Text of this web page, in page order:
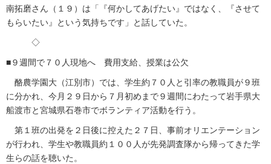
南拓磨さん（１９）は「『何かしてあげたい』ではなく、『させて
もらいたい』という気持ちです」と話していた。
◇
■９週間で７０人現地へ 費用支給、授業は公欠
酪農学園大（江別市）では、学生約７０人と引率の教職員が９班
に分かれ、今月２９日から７月初めまで９週間にわたって岩手県大
船渡市と宮城県石巻市でボランティア活動を行う。
第１班の出発を２日後に控えた２７日、事前オリエンテーション
が行われ、学生や教職員約１００人が先発調査隊から帰ってきた学
生らの話を聴いた。